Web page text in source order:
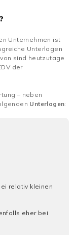
Unternehmen ist
Unterlagen
sind heutzutage
der
– neben
Unterlagen:
relativ kleinen
eher bei